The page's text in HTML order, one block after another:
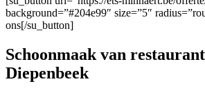
background=”#204e99″ size=”5″
ons[/su_button]
Schoonmaak van
Diepenbeek